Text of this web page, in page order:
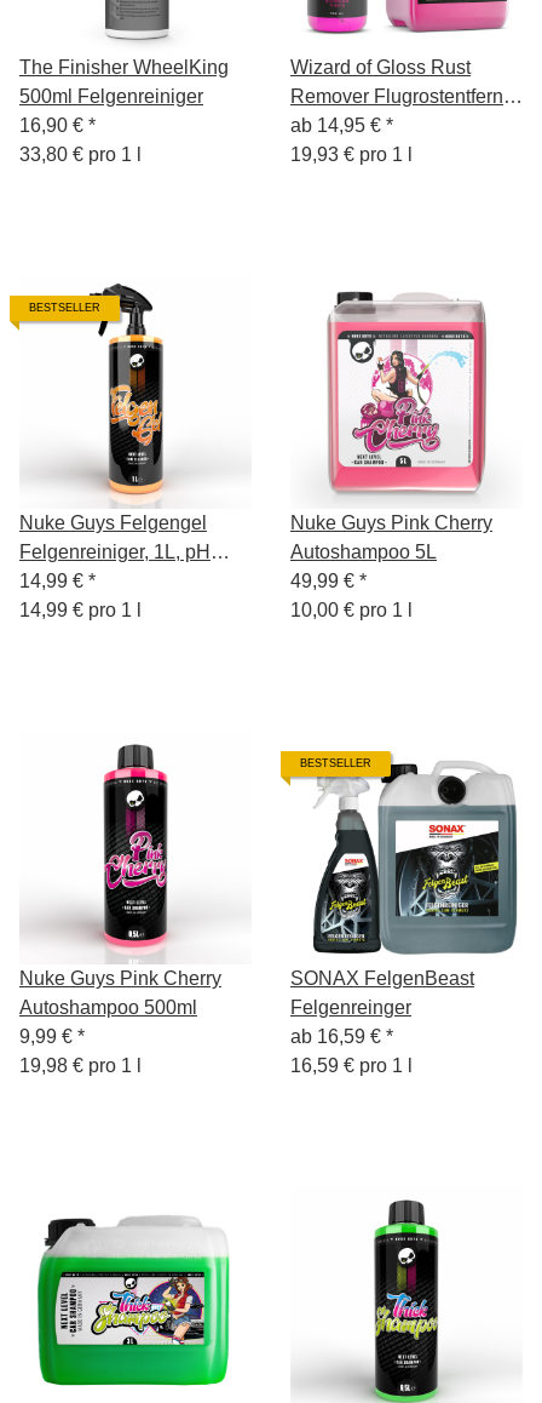
The Finisher WheelKing
500ml Felgenreiniger
16,90 € *
33,80 € pro 1 l
Wizard of Gloss Rust
Remover Flugrostentferner
750ml, 3L
ab 14,95 € *
19,93 € pro 1 l
BESTSELLER
Nuke Guys Felgengel
Felgenreiniger, 1L, pH
neutral + Sprühkopf
14,99 € *
14,99 € pro 1 l
Nuke Guys Pink Cherry
Autoshampoo 5L
49,99 € *
10,00 € pro 1 l
Nuke Guys Pink Cherry
Autoshampoo 500ml
9,99 € *
19,98 € pro 1 l
BESTSELLER
SONAX FelgenBeast
Felgenreinger
ab 16,59 € *
16,59 € pro 1 l